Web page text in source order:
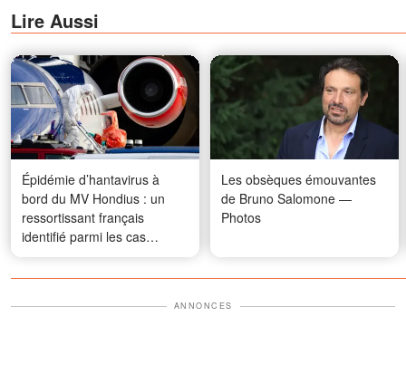
Lire Aussi
Épidémie d’hantavirus à
bord du MV Hondius : un
ressortissant français
identifié parmi les cas
contacts
Les obsèques émouvantes
de Bruno Salomone —
Photos
ANNONCES